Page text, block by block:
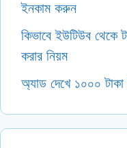
ইনকাম করুন
কিভাবে ইউটিউব থেকে
করার নিয়ম
অ্যাড দেখে ১০০০